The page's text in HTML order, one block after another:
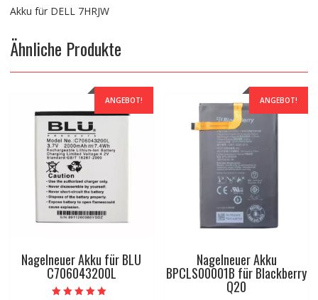
Akku für DELL 7HRJW
Ähnliche Produkte
ANGEBOT!
Nagelneuer Akku für BLU
C706043200L
ANGEBOT!
Nagelneuer Akku
BPCLS00001B für Blackberry
Q20